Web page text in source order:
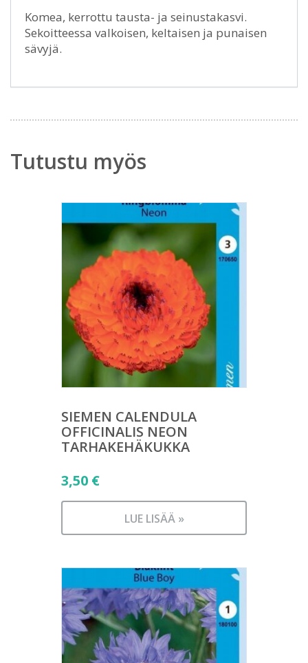
Komea, kerrottu tausta- ja seinustakasvi.
Sekoitteessa valkoisen, keltaisen ja punaisen
sävyjä.
Tutustu myös
SIEMEN CALENDULA
OFFICINALIS NEON
TARHAKEHÄKUKKA
3,50 €
LUE LISÄÄ »